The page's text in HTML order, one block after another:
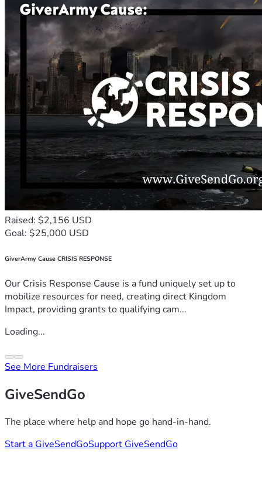
Raised: $2,156 USD
Goal: $25,000 USD
GiverArmy Cause CRISIS RESPONSE
Our Crisis Response Cause is a fund uniquely set up to
mobilize resources for need, creating direct Kingdom
Impact, providing grants to qualifying cam...
Loading...
See More Fundraisers
GiveSendGo
The place where help and hope go hand-in-hand.
Start a GiveSendGoSupport GiveSendGo